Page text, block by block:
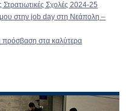
Σχολές 2024-25
στην job day στη Νεάπολη –
πρόσβαση στα καλύτερα